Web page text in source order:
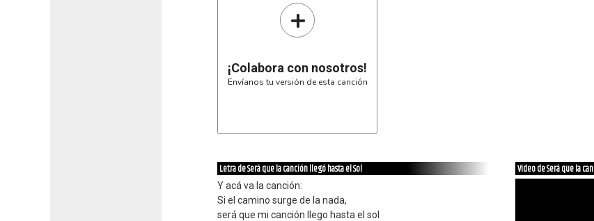
+
¡Colabora con nosotros!
Envíanos tu versión de esta canción
Letra de Será que la canción llegó hasta el Sol
Y acá va la canción:
Si el camino surge de la nada,
será que mi canción llego hasta el sol
Video de Será que la